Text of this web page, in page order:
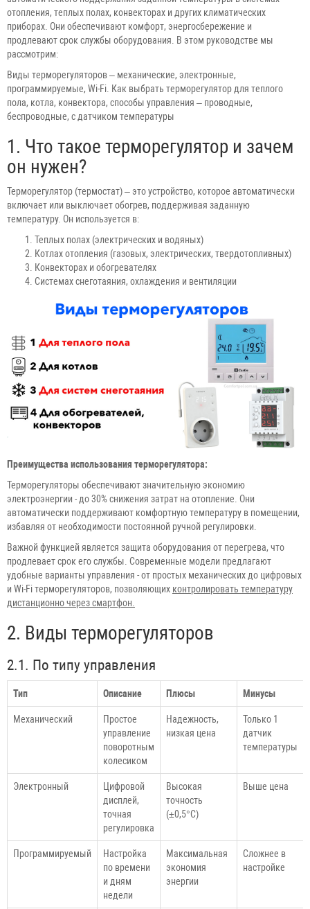
отопления, теплых полах, конвекторах и других климатических
приборах. Они обеспечивают комфорт, энергосбережение и
продлевают срок службы оборудования. В этом руководстве мы
рассмотрим:
Виды терморегуляторов – механические, электронные,
программируемые, Wi-Fi. Как выбрать терморегулятор для теплого
пола, котла, конвектора, способы управления – проводные,
беспроводные, с датчиком температуры
1. Что такое терморегулятор и зачем
он нужен?
Терморегулятор (термостат) – это устройство, которое автоматически
включает или выключает обогрев, поддерживая заданную
температуру. Он используется в:
Теплых полах (электрических и водяных)
Котлах отопления (газовых, электрических, твердотопливных)
Конвекторах и обогревателях
Системах снеготаяния, охлаждения и вентиляции
Преимущества использования терморегулятора:
Терморегуляторы обеспечивают значительную экономию
электроэнергии - до 30% снижения затрат на отопление. Они
автоматически поддерживают комфортную температуру в помещении,
избавляя от необходимости постоянной ручной регулировки.
Важной функцией является защита оборудования от перегрева, что
продлевает срок его службы. Современные модели предлагают
удобные варианты управления - от простых механических до цифровых
и Wi-Fi терморегуляторов, позволяющих контролировать температуру
дистанционно через смартфон.
2. Виды терморегуляторов
2.1. По типу управления
Тип Описание Плюсы Минусы
Механический
Простое
управление
поворотным
колесиком
Надежность,
низкая цена
Только 1
датчик
температуры
Электронный
Цифровой
дисплей,
точная
регулировка
Высокая
точность
(±0,5°C)
Выше цена
Программируемый
Настройка
по времени
и дням
недели
Максимальная
экономия
энергии
Сложнее в
настройке